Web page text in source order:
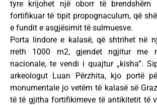
tyre krijohet një oborr të brendshëm
fortifikuar të tipit propognaculum, që
e fundit e asgjësimit të sulmuesve.
Porta lindore e kalasë, që shtrihet në
rreth 1000 m2, gjendet ngjitur me
nacionale, te vendi i quajtur „kisha”.
arkeologut Luan Përzhita, kjo portë
monumentale jo vetëm të kalasë së
të të gjitha fortifikimeve të antikitetit të